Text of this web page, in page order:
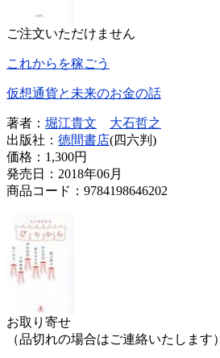
ご注文いただけません
これからを稼ごう
仮想通貨と未来のお金の話
著者： 堀江貴文
大石哲之
出版社： 徳間書店(四六判)
価格： 1,300円
発売日：2018年06月
商品コード：9784198646202
お取り寄せ
（品切れの場合はご連絡いたします）